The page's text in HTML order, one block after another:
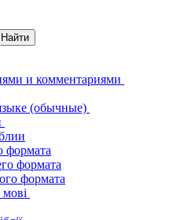
и комментариями
(обычные)
формата
формата
формата
мові